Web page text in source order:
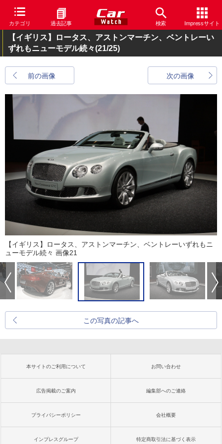
カテゴリ 過去記事 検索 Impressサイト
【イギリス】ロータス、アストンマーチン、ベントレーい
ずれもニューモデル続々(21/25)
前の画像 次の画像
【イギリス】ロータス、アストンマーチン、ベントレーいずれもニ
ューモデル続々 画像21
この写真の記事へ
本サイトのご利用について お問い合わせ
広告掲載のご案内 編集部へのご連絡
プライバシーポリシー 会社概要
インプレスグループ 特定商取引法に基づく表示